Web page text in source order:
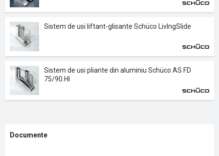
Sistem de usi liftant-glisante Schüco LivIngSlide
Sistem de usi pliante din aluminiu Schüco AS FD
75/90.HI
Documente